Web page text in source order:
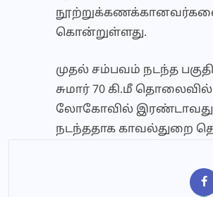
கொன்றுள்ளது.
முதல் சம்பவம் நடந்த
சுமார் 70 கி.மீ
லோகோவில் இரண்டாவது
நடந்ததாக காவல்துறை